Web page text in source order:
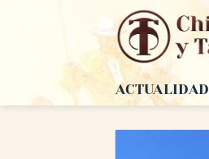
ACTUALIDAD